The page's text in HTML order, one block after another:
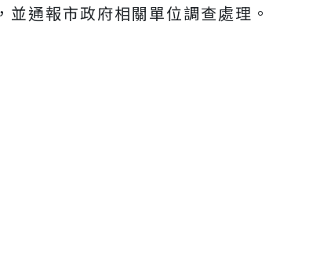
並通報市政府相關單位調查處理。